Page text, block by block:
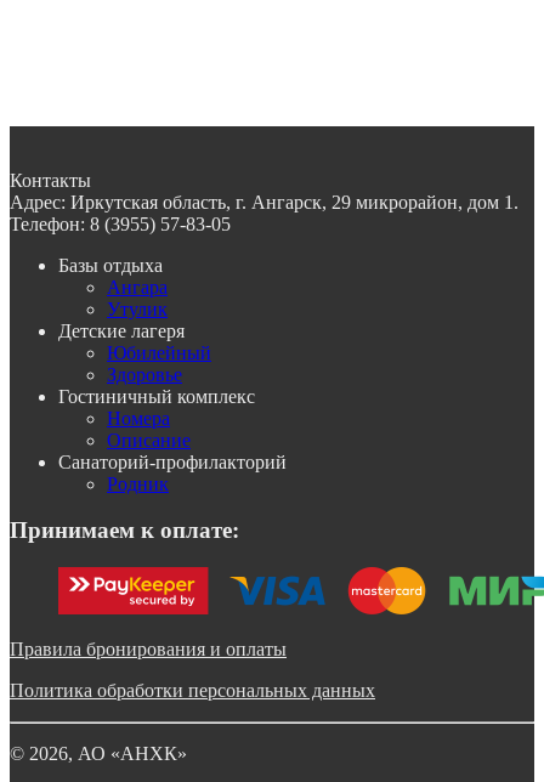
Контакты
Адрес: Иркутская область, г. Ангарск, 29 микрорайон, дом 1.
Телефон: 8 (3955) 57-83-05
Базы отдыха
Ангара
Утулик
Детские лагеря
Юбилейный
Здоровье
Гостиничный комплекс
Номера
Описание
Санаторий-профилакторий
Родник
Принимаем к оплате:
Правила бронирования и оплаты
Политика обработки персональных данных
© 2026, АО «АНХК»